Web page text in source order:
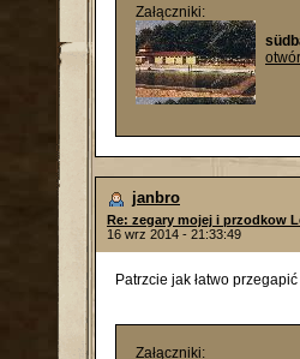
Załączniki:
janbro
Re: zegary mojej i przodkow
16 wrz 2014 - 21:33:49
Patrzcie jak łatwo
Załączniki: